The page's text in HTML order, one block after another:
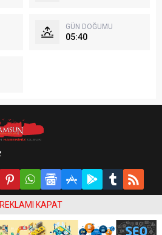
GÜN DOĞUMU
05:40
REKLAMI KAPAT